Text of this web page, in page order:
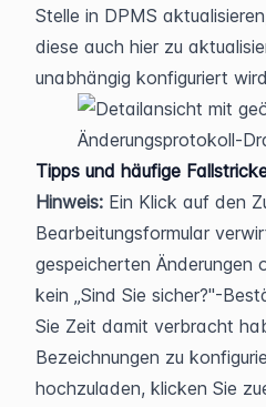
Stelle in DPMS
diese auch hier zu
unabhängig konfiguriert
Tipps und häufige
Hinweis: Ein Klick auf den
Bearbeitungsformular
gespeicherten Änderungen
kein „Sind Sie sicher?"-
Sie Zeit damit verbracht
Bezeichnungen zu
hochzuladen, klicken Sie